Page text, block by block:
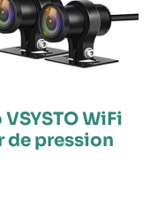
WiFi
de pression